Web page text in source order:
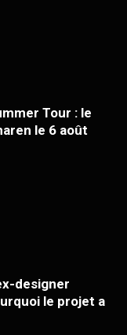
Tour : le
le 6 août
designer
le projet a